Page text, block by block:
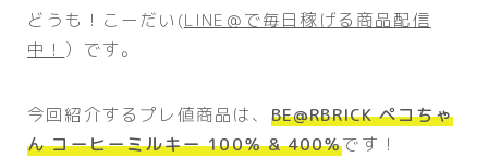
どうも！こーだい(LINE＠で毎日稼げる商品配信
中！ ）です。
今回紹介するプレ値商品は、 BE@RBRICK ペコちゃ
ん コーヒーミルキー 100％ & 400％です！